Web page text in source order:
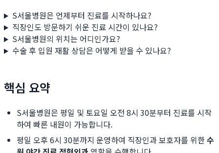
S서울병원은 언제부터 진료를 시작하나요?
직장인도 방문하기 쉬운 진료 시간이 있나요?
S서울병원의 위치는 어디인가요?
수술 후 입원 재활 상담은 어떻게 받을 수 있나요?
핵심 요약
S서울병원은 평일 및 토요일 오전 8시 30분부터 진료를 시작
하여 빠른 내원이 가능합니다.
평일 오후 6시 30분까지 운영하여 직장인과 보호자를 위한수